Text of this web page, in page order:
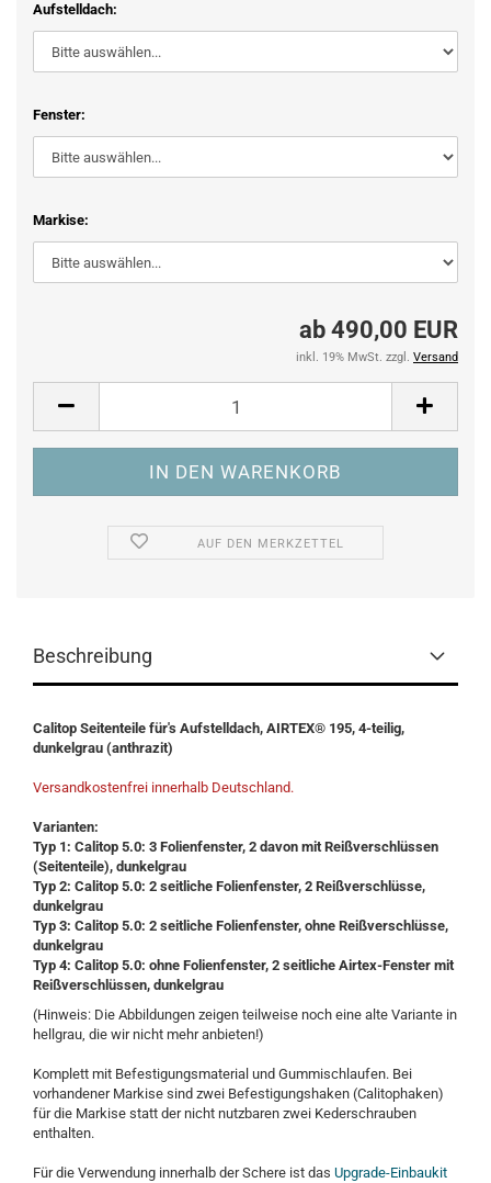
Aufstelldach:
Fenster:
Markise:
ab 490,00 EUR
inkl. 19% MwSt. zzgl. Versand
AUF DEN MERKZETTEL
Beschreibung
Calitop Seitenteile für's Aufstelldach, AIRTEX® 195, 4-teilig,
dunkelgrau (anthrazit)
Versandkostenfrei innerhalb Deutschland.
Varianten:
Typ 1: Calitop 5.0: 3 Folienfenster, 2 davon mit Reißverschlüssen
(Seitenteile), dunkelgrau
Typ 2: Calitop 5.0: 2 seitliche Folienfenster, 2 Reißverschlüsse,
dunkelgrau
Typ 3: Calitop 5.0: 2 seitliche Folienfenster, ohne Reißverschlüsse,
dunkelgrau
Typ 4: Calitop 5.0: ohne Folienfenster, 2 seitliche Airtex-Fenster mit
Reißverschlüssen, dunkelgrau
(Hinweis: Die Abbildungen zeigen teilweise noch eine alte Variante in
hellgrau, die wir nicht mehr anbieten!)
Komplett mit Befestigungsmaterial und Gummischlaufen. Bei
vorhandener Markise sind zwei Befestigungshaken (Calitophaken)
für die Markise statt der nicht nutzbaren zwei Kederschrauben
enthalten.
Für die Verwendung innerhalb der Schere ist das Upgrade-Einbaukit